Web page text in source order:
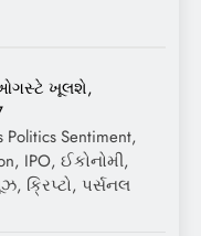
ઓગસ્ટે ખૂલશે,
Politics Sentiment,
IPO, ઈકોનોમી,
ક્રિપ્ટો, પર્સનલ